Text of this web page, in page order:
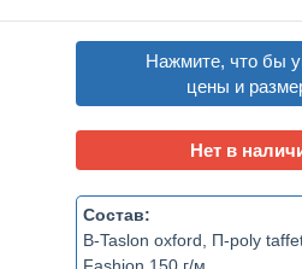
Нажмите, что бы
цены и
Нет в
Состав:
В-Taslon oxford, П-poly